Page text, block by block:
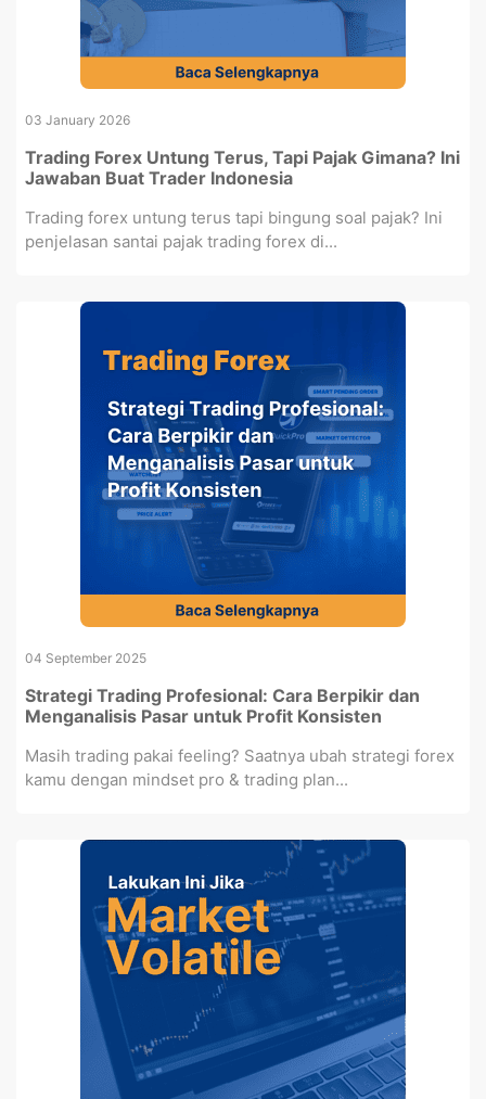
03 January 2026
Trading Forex Untung Terus, Tapi Pajak Gimana? Ini
Jawaban Buat Trader Indonesia
Trading forex untung terus tapi bingung soal pajak? Ini
penjelasan santai pajak trading forex di...
04 September 2025
Strategi Trading Profesional: Cara Berpikir dan
Menganalisis Pasar untuk Profit Konsisten
Masih trading pakai feeling? Saatnya ubah strategi forex
kamu dengan mindset pro & trading plan...